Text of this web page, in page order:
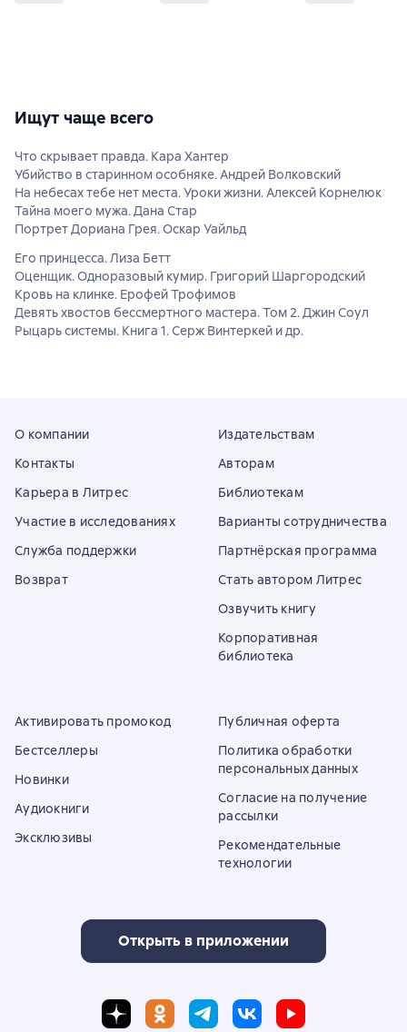
Ищут чаще всего
Что скрывает правда. Кара Хантер
Убийство в старинном особняке. Андрей Волковский
На небесах тебе нет места. Уроки жизни. Алексей Корнелюк
Тайна моего мужа. Дана Стар
Портрет Дориана Грея. Оскар Уайльд
Его принцесса. Лиза Бетт
Оценщик. Одноразовый кумир. Григорий Шаргородский
Кровь на клинке. Ерофей Трофимов
Девять хвостов бессмертного мастера. Том 2. Джин Соул
Рыцарь системы. Книга 1. Серж Винтеркей и др.
О компании
Контакты
Карьера в Литрес
Участие в исследованиях
Служба поддержки
Возврат
Издательствам
Авторам
Библиотекам
Варианты сотрудничества
Партнёрская программа
Стать автором Литрес
Озвучить книгу
Корпоративная
библиотека
Активировать промокод
Бестселлеры
Новинки
Аудиокниги
Эксклюзивы
Публичная оферта
Политика обработки
персональных данных
Согласие на получение
рассылки
Рекомендательные
технологии
Открыть в приложении